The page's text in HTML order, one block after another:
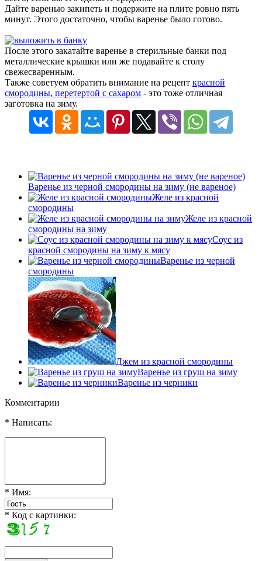
Дайте варенью закипеть и подержите на плите ровно пять
минут. Этого достаточно, чтобы варенье было готово.
После этого закатайте варенье в стерильные банки под
металлические крышки или же подавайте к столу
свежесваренным.
Также советуем обратить внимание на рецепт красной
смородины, перетертой с сахаром - это тоже отличная
заготовка на зиму.
Варенье из черной смородины на зиму (не вареное)
Желе из красной
смородины
Желе из красной
смородины на зиму
Соус из
красной смородины на зиму к мясу
Варенье из черной
смородины
Джем из красной смородины
Варенье из груш на зиму
Варенье из черники
Комментарии
* Написать:
* Имя:
* Код с картинки: